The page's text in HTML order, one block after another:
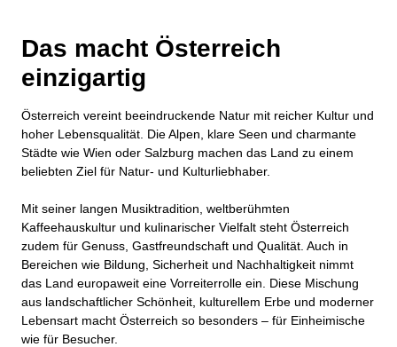
Das macht Österreich
einzigartig
Österreich vereint beeindruckende Natur mit reicher Kultur und
hoher Lebensqualität. Die Alpen, klare Seen und charmante
Städte wie Wien oder Salzburg machen das Land zu einem
beliebten Ziel für Natur- und Kulturliebhaber.
Mit seiner langen Musiktradition, weltberühmten
Kaffeehauskultur und kulinarischer Vielfalt steht Österreich
zudem für Genuss, Gastfreundschaft und Qualität. Auch in
Bereichen wie Bildung, Sicherheit und Nachhaltigkeit nimmt
das Land europaweit eine Vorreiterrolle ein. Diese Mischung
aus landschaftlicher Schönheit, kulturellem Erbe und moderner
Lebensart macht Österreich so besonders – für Einheimische
wie für Besucher.